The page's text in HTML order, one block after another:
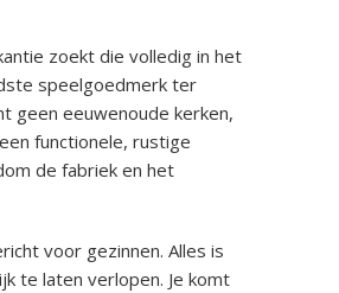
zoekt die volledig in het
speelgoedmerk ter
geen eeuwenoude kerken,
functionele, rustige
de fabriek en het
voor gezinnen. Alles is
te laten verlopen. Je komt